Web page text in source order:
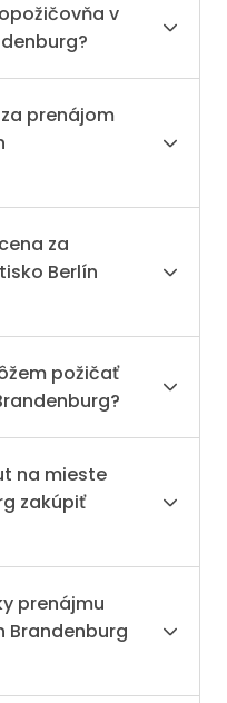
v
prenájom
za
Berlín
požičať
na mieste
zakúpiť
prenájmu
Brandenburg